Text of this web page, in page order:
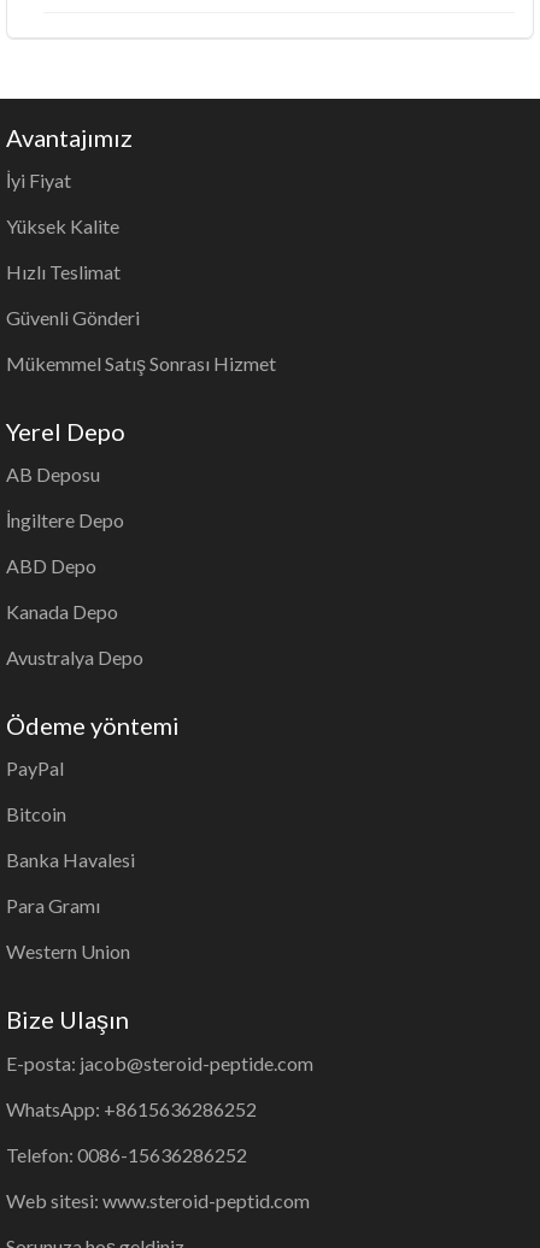
Avantajımız
İyi Fiyat
Yüksek Kalite
Hızlı Teslimat
Güvenli Gönderi
Mükemmel Satış Sonrası Hizmet
Yerel Depo
AB Deposu
İngiltere Depo
ABD Depo
Kanada Depo
Avustralya Depo
Ödeme yöntemi
PayPal
Bitcoin
Banka Havalesi
Para Gramı
Western Union
Bize Ulaşın
E-posta: jacob@steroid-peptide.com
WhatsApp: +8615636286252
Telefon: 0086-15636286252
Web sitesi: www.steroid-peptid.com